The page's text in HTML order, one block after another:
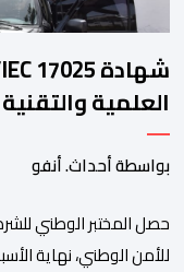
العلمية
الخبرات الجنائية
بواسطة أحداث. أنفو
حصل المختبر الوطني
للأمن الوطني، نهاية